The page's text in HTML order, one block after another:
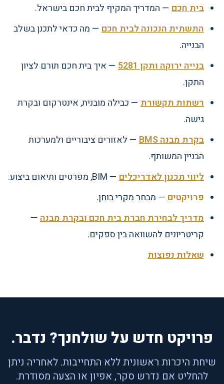
בית חכם — המדריך המקיף לבית חכם בישראל.
התשתית הנכונה לבית חכם — מה כדאי לתכנן בשלב
הבנייה.
בנייה ירוקה ותקן 5281
— איך בית חכם תורם לציון
התקן.
רשתות תקשורת — כבילה מובנית, אינטרקום ובקרת
גישה.
בקרת מבנה BMS
— לאזורים ציבוריים ולמערכות
הבניין המשותף.
ליווי תכנון לאדריכלים — BIM, מפרטים ותיאום ביצוע.
פרויקטים — מבחר מקרי בוחן.
מדריך לבחירת חברת בית חכם ובקרת מבנה —
קריטריונים להשוואה בין ספקים.
שאלות נפוצות
פרויקט חדש על שולחנך? נדבר.
שיחת היכרות ראשונית ללא התחייבות. לאחריה ניתן
להחליט אם נדרש סקר, אפיון או הצעה מסודרת.